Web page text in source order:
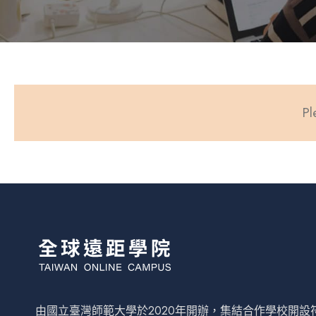
由國立臺灣師範大學於2020年開辦，集結合作學校開